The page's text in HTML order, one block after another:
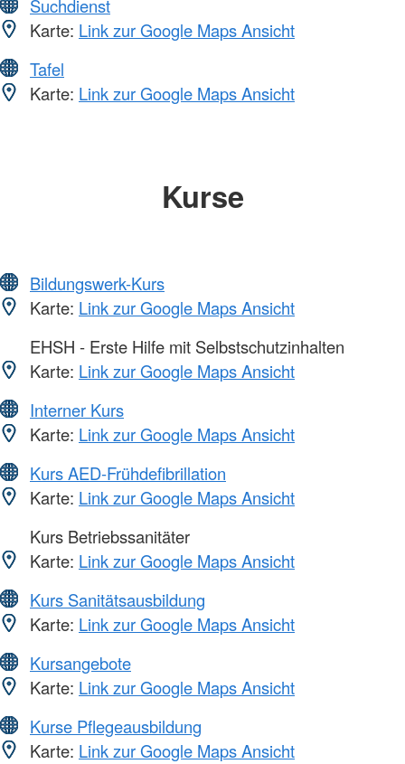
Suchdienst
Karte: Link zur Google Maps Ansicht
Tafel
Karte: Link zur Google Maps Ansicht
Kurse
Bildungswerk-Kurs
Karte: Link zur Google Maps Ansicht
EHSH - Erste Hilfe mit Selbstschutzinhalten
Karte: Link zur Google Maps Ansicht
Interner Kurs
Karte: Link zur Google Maps Ansicht
Kurs AED-Frühdefibrillation
Karte: Link zur Google Maps Ansicht
Kurs Betriebssanitäter
Karte: Link zur Google Maps Ansicht
Kurs Sanitätsausbildung
Karte: Link zur Google Maps Ansicht
Kursangebote
Karte: Link zur Google Maps Ansicht
Kurse Pflegeausbildung
Karte: Link zur Google Maps Ansicht